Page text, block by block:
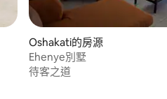
Oshakati的房源
Ehenye別墅
待客之道